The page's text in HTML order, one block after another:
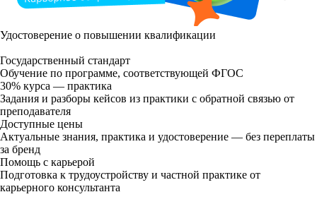
Удостоверение о повышении квалификации
Государственный стандарт
Обучение по программе, соответствующей ФГОС
30% курса — практика
Задания и разборы кейсов из практики с обратной связью от
преподавателя
Доступные цены
Актуальные знания, практика и удостоверение — без переплаты
за бренд
Помощь с карьерой
Подготовка к трудоустройству и частной практике от
карьерного консультанта